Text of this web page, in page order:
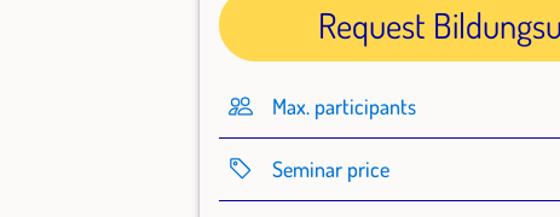
Request
Max. participants
Seminar price